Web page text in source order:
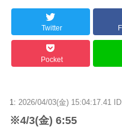
Twitter
Pocket
1: 2026/04/03(金) 15:04:17.41
※4/3(金) 6:55